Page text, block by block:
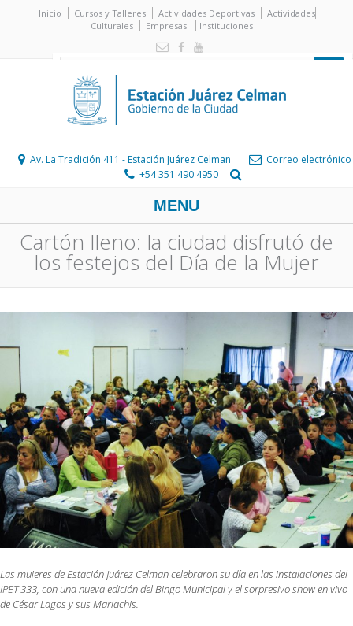
Inicio Cursos y Talleres Actividades Deportivas
Actividades
Culturales
Empresas Instituciones
Av. La Tradición 411 - Estación Juárez Celman
Correo electrónico
+54 351 490 4950
MENU
Cartón lleno: la ciudad disfrutó de
los festejos del Día de la Mujer
Las mujeres de Estación Juárez Celman celebraron su día en las instalaciones del
IPET 333, con una nueva edición del Bingo Municipal y el sorpresivo show en vivo
de César Lagos y sus Mariachis.